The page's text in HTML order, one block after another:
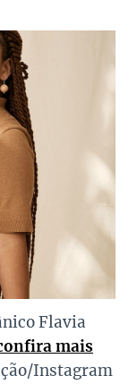
Flavia
mais
Instagram